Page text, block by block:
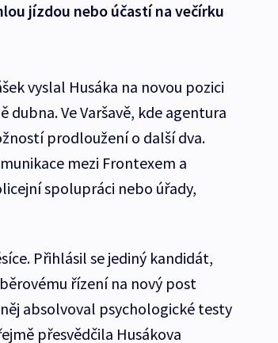
jízdou nebo účastí na večírku
vyslal Husáka na novou pozici
Ve Varšavě, kde agentura
prodloužení o další dva.
mezi Frontexem a
spolupráci nebo úřady,
Přihlásil se jediný kandidát,
řízení na nový post
absolvoval psychologické testy
přesvědčila Husákova